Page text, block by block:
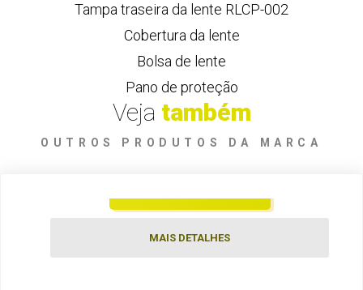
Tampa traseira da lente RLCP-002
Cobertura da lente
Bolsa de lente
Pano de proteção
Veja também
OUTROS PRODUTOS DA MARCA
X Series
LENTE ZOOM FUJIFILM FUJINON XF100-400MM
F4.5-F5.6 R LM OIS WR
MAIS DETALHES